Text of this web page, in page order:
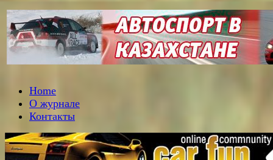
Home
О журнале
Контакты